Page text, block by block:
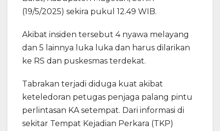
(19/5/2025) sekira pukul 12.49 WIB.
Akibat insiden tersebut 4 nyawa melayang
dan 5 lainnya luka luka dan harus dilarikan
ke RS dan puskesmas terdekat.
Tabrakan terjadi diduga kuat akibat
keteledoran petugas penjaga palang pintu
perlintasan KA setempat. Dari informasi di
sekitar Tempat Kejadian Perkara (TKP)